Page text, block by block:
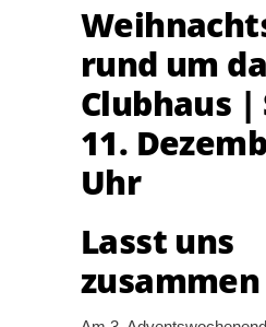
rund um
Clubhaus |
11.
Uhr
Lasst uns